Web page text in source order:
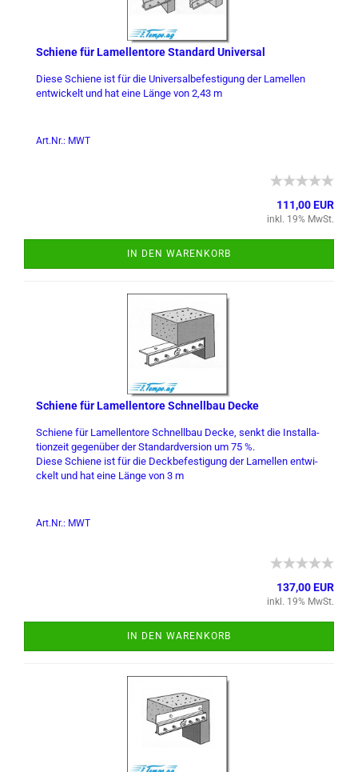
Schie­ne für La­mel­len­to­re Stan­dard Uni­ver­sal
Diese Schie­ne ist für die Uni­ver­sal­be­fes­ti­gung der La­mel­len
ent­wi­ckelt und hat eine Länge von 2,43 m
Art.Nr.: MWT
111,00 EUR
inkl. 19% MwSt.
IN DEN WARENKORB
Schie­ne für La­mel­len­to­re Schnell­bau Decke
Schie­ne für La­mel­len­to­re Schnell­bau Decke, senkt die In­stal­la­
ti­on­zeit ge­gen­über der Stan­dard­ver­si­on um 75 %.
Diese Schie­ne ist für die Deck­be­fes­ti­gung der La­mel­len ent­wi­
ckelt und hat eine Länge von 3 m
Art.Nr.: MWT
137,00 EUR
inkl. 19% MwSt.
IN DEN WARENKORB